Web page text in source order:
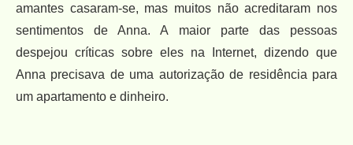
amantes casaram-se, mas muitos não acreditaram nos
sentimentos de Anna. A maior parte das pessoas
despejou críticas sobre eles na Internet, dizendo que
Anna precisava de uma autorização de residência para
um apartamento e dinheiro.